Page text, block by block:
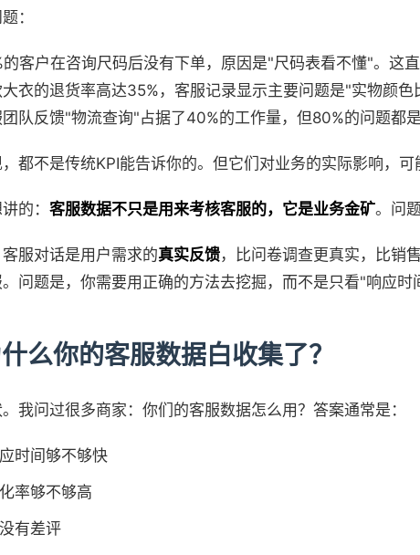
：
客户在咨询尺码后没有下单，原因是"尺码表看不懂"。这
衣的退货率高达35%，客服记录显示主要问题是"实物颜
队反馈"物流查询"占据了40%的工作量，但80%的问题都
都不是传统KPI能告诉你的。但它们对业务的实际影响，可
的： 客服数据不只是用来考核客服的，它是业务金矿。问
客服对话是用户需求的真实反馈，比问卷调查更真实，比销
问题是，你需要用正确的方法去挖掘，而不是只看"响应时
么你的客服数据白收集了？
我问过很多商家：你们的客服数据怎么用？答案通常是：
时间够不够快
率够不够高
有差评